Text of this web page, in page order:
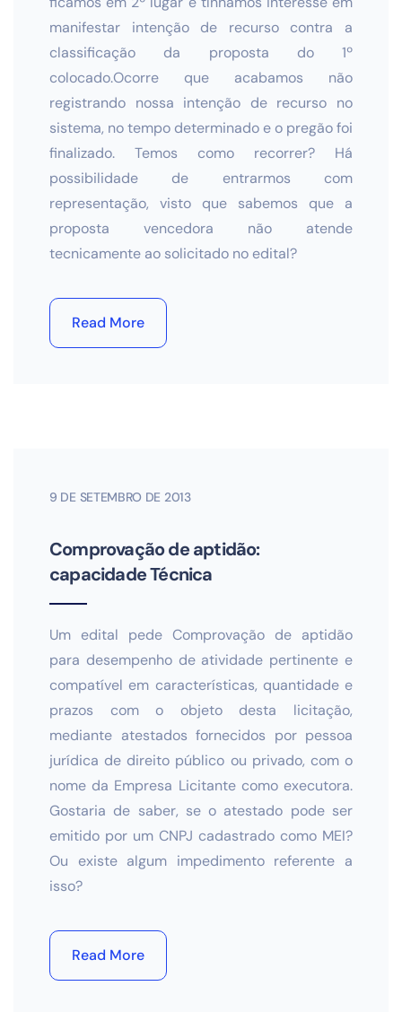
manifestar intenção de recurso contra a
classificação da proposta do 1º
colocado.Ocorre que acabamos não
registrando nossa intenção de recurso no
sistema, no tempo determinado e o pregão foi
finalizado. Temos como recorrer? Há
possibilidade de entrarmos com
representação, visto que sabemos que a
proposta vencedora não atende
tecnicamente ao solicitado no edital?
Read More
9 DE SETEMBRO DE 2013
Comprovação de aptidão:
capacidade Técnica
Um edital pede Comprovação de aptidão
para desempenho de atividade pertinente e
compatível em características, quantidade e
prazos com o objeto desta licitação,
mediante atestados fornecidos por pessoa
jurídica de direito público ou privado, com o
nome da Empresa Licitante como executora.
Gostaria de saber, se o atestado pode ser
emitido por um CNPJ cadastrado como MEI?
Ou existe algum impedimento referente a
isso?
Read More